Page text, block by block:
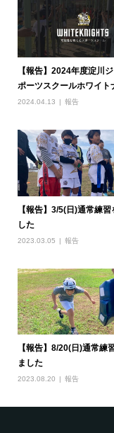
【報告】2024年度淀川
ポーツスクールホワイト
2024.04.13 報告
【報告】3/5(日)通常練習
した
2023.03.05 報告
【報告】8/20(日)通常練
ました
2023.08.20 報告